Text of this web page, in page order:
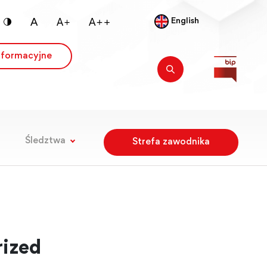
English
Śledztwa Strefa zawodnika